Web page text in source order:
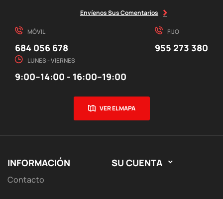
Envíenos Sus Comentarios
MÓVIL
684 056 678
FIJO
955 273 380
LUNES - VIERNES
9:00–14:00 - 16:00–19:00
VER EL MAPA
INFORMACIÓN
Contacto
SU CUENTA 